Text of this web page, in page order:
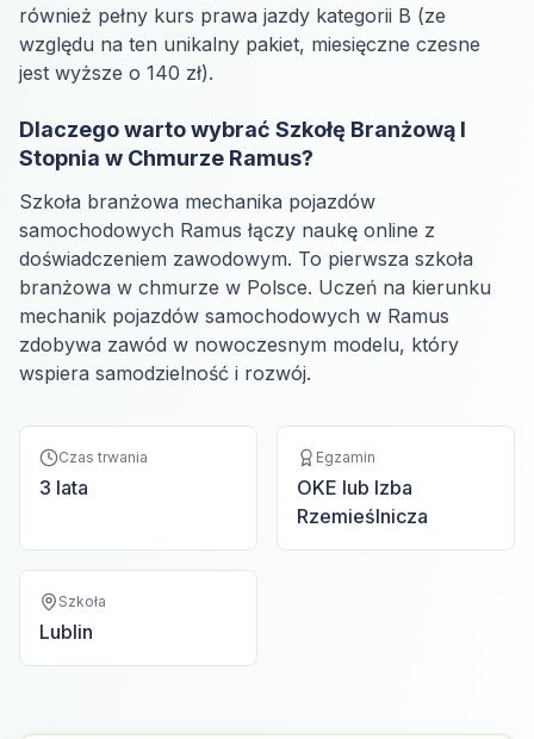
również pełny kurs prawa jazdy kategorii B (ze
względu na ten unikalny pakiet, miesięczne czesne
jest wyższe o 140 zł).
Dlaczego warto wybrać Szkołę Branżową I
Stopnia w Chmurze Ramus?
Szkoła branżowa mechanika pojazdów
samochodowych Ramus łączy naukę online z
doświadczeniem zawodowym. To pierwsza szkoła
branżowa w chmurze w Polsce. Uczeń na kierunku
mechanik pojazdów samochodowych w Ramus
zdobywa zawód w nowoczesnym modelu, który
wspiera samodzielność i rozwój.
Czas trwania
3 lata
Egzamin
OKE lub Izba
Rzemieślnicza
Szkoła
Lublin